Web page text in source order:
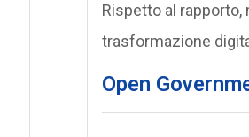
Rispetto al
trasformazione
Open